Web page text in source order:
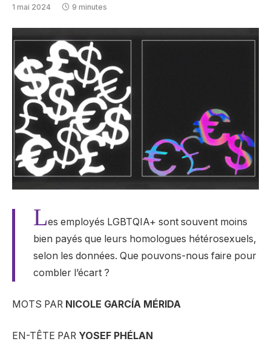
1 mai 2024 9 minutes
Les employés LGBTQIA+ sont souvent moins
bien payés que leurs homologues hétérosexuels,
selon les données. Que pouvons-nous faire pour
combler l’écart ?
MOTS PAR NICOLE GARCÍA MÉRIDA
EN-TÊTE PAR YOSEF PHÉLAN